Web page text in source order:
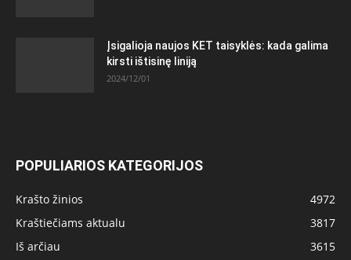
Įsigalioja naujos KET taisyklės: kada galima
kirsti ištisinę liniją
2024/12/01
POPULIARIOS KATEGORIJOS
Krašto žinios
4972
Kraštiečiams aktualu
3817
Iš arčiau
3615